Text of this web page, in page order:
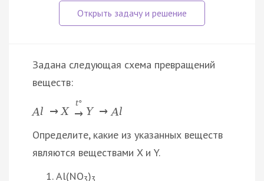
Задана следующая схема превращений
веществ:
Al → X
t°
→ Y → Al
Определите, какие из указанных веществ
являются веществами X и Y.
Al(NO )